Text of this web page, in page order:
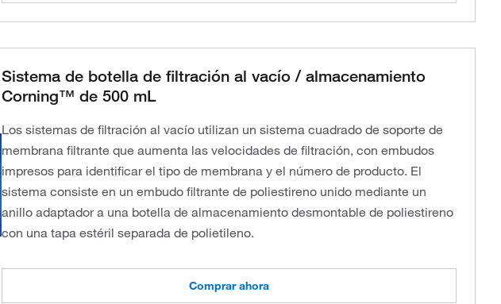
Sistema de botella de filtración al vacío / almacenamiento
Corning™ de 500 mL
Los sistemas de filtración al vacío utilizan un sistema cuadrado de soporte de
membrana filtrante que aumenta las velocidades de filtración, con embudos
impresos para identificar el tipo de membrana y el número de producto. El
sistema consiste en un embudo filtrante de poliestireno unido mediante un
anillo adaptador a una botella de almacenamiento desmontable de poliestireno
con una tapa estéril separada de polietileno.
Comprar ahora